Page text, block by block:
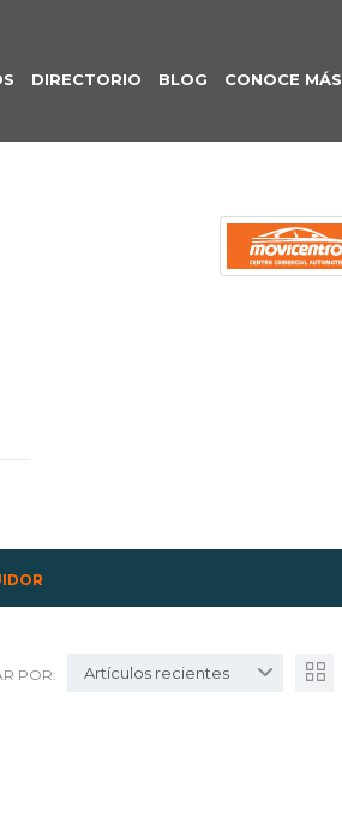
DIRECTORIO BLOG CONOCE MÁS
POR: Artículos recientes